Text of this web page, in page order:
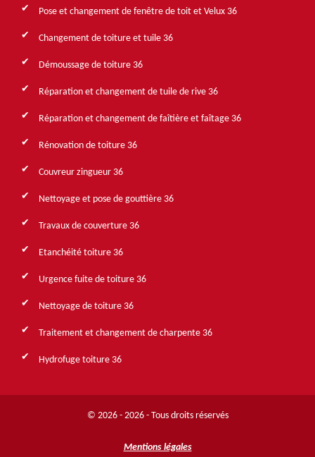
Pose et changement de fenêtre de toit et Velux 36
Changement de toiture et tuile 36
Démoussage de toiture 36
Réparation et changement de tuile de rive 36
Réparation et changement de faîtière et faîtage 36
Rénovation de toiture 36
Couvreur zingueur 36
Nettoyage et pose de gouttière 36
Travaux de couverture 36
Etanchéité toiture 36
Urgence fuite de toiture 36
Nettoyage de toiture 36
Traitement et changement de charpente 36
Hydrofuge toiture 36
© 2026 - 2026 - Tous droits réservés
Mentions légales